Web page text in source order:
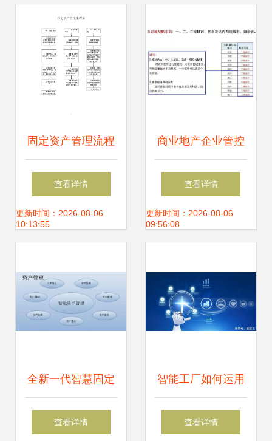
产管理的启示 企业新生
固定资产管理流程
图 企业资产全生命
周期精细化管理
查看详情
更新时间：2026-08-06
10:13:55
商业地产企业管控
产品线专题研究
查看详情
更新时间：2026-08-06
09:56:08
全新一代智慧固定
资产管理系统 开启
查看详情
智能工厂如何运用
可视化进行设备管
查看详情